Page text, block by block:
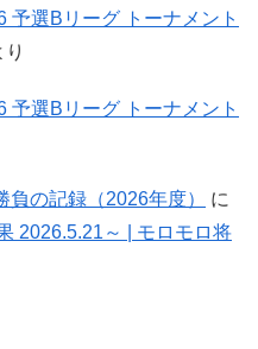
予選Bリーグ トーナメント
り
予選Bリーグ トーナメント
の記録（2026年度）
に
2026.5.21～ | モロモロ将